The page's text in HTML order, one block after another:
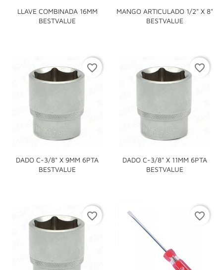
LLAVE COMBINADA 16MM
BESTVALUE
MANGO ARTICULADO 1/2" X 8"
BESTVALUE
DADO C-3/8" X 9MM 6PTA
BESTVALUE
favorite_border
DADO C-3/8" X 11MM 6PTA
BESTVALUE
favorite_border
favorite_border favorite_border